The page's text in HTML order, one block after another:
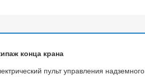
конца крана
пульт управления надземного